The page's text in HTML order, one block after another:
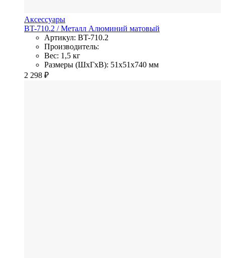
Аксессуары
BT-710.2 / Металл Алюминий матовый
Артикул: BT-710.2
Производитель:
Вес: 1,5 кг
Размеры (ШхГхВ): 51x51x740 мм
2 298 ₽